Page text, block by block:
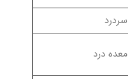
سردرد
معده درد